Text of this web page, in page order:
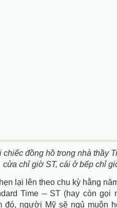
chiếc đồng hồ trong nhà thầy
cửa chỉ giờ ST, cái ở bếp chỉ
lại lên theo chu kỳ hằng
Time – ST (hay còn
đó, người Mỹ sẽ ngủ muộn